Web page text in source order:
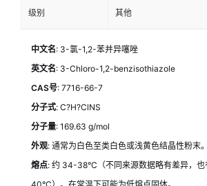
级别 其他
中文名: 3-氯-1,2-苯并异噻唑
英文名: 3-Chloro-1,2-benzisothiazole
CAS号: 7716-66-7
分子式: C?H?ClNS
分子量: 169.63 g/mol
外观: 通常为白色至类白色或浅黄色结晶性粉末。
熔点: 约 34-38°C（不同来源数据略有差异，